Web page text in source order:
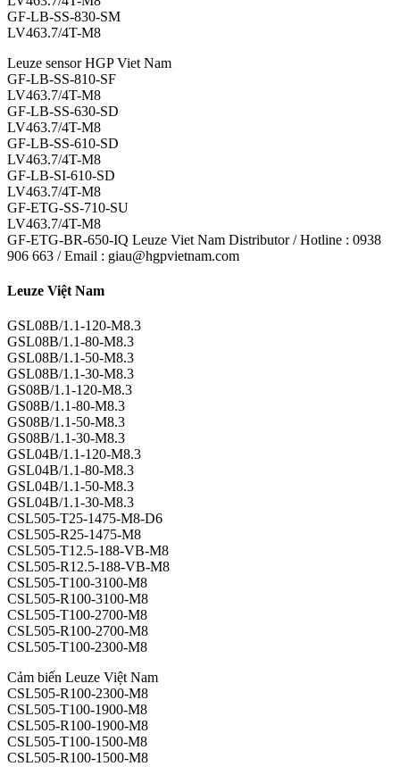
GF-LB-SS-830-SM
LV463.7/4T-M8
Leuze sensor HGP Viet Nam
GF-LB-SS-810-SF
LV463.7/4T-M8
GF-LB-SS-630-SD
LV463.7/4T-M8
GF-LB-SS-610-SD
LV463.7/4T-M8
GF-LB-SI-610-SD
LV463.7/4T-M8
GF-ETG-SS-710-SU
LV463.7/4T-M8
GF-ETG-BR-650-IQ Leuze Viet Nam Distributor / Hotline : 0938
906 663 / Email : giau@hgpvietnam.com
Leuze Việt Nam
GSL08B/1.1-120-M8.3
GSL08B/1.1-80-M8.3
GSL08B/1.1-50-M8.3
GSL08B/1.1-30-M8.3
GS08B/1.1-120-M8.3
GS08B/1.1-80-M8.3
GS08B/1.1-50-M8.3
GS08B/1.1-30-M8.3
GSL04B/1.1-120-M8.3
GSL04B/1.1-80-M8.3
GSL04B/1.1-50-M8.3
GSL04B/1.1-30-M8.3
CSL505-T25-1475-M8-D6
CSL505-R25-1475-M8
CSL505-T12.5-188-VB-M8
CSL505-R12.5-188-VB-M8
CSL505-T100-3100-M8
CSL505-R100-3100-M8
CSL505-T100-2700-M8
CSL505-R100-2700-M8
CSL505-T100-2300-M8
Cảm biến Leuze Việt Nam
CSL505-R100-2300-M8
CSL505-T100-1900-M8
CSL505-R100-1900-M8
CSL505-T100-1500-M8
CSL505-R100-1500-M8